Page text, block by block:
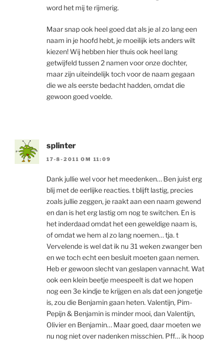
word het mij te rijmerig.
Maar snap ook heel goed dat als je al zo lang een
naam in je hoofd hebt, je moeilijk iets anders wilt
kiezen! Wij hebben hier thuis ook heel lang
getwijfeld tussen 2 namen voor onze dochter,
maar zijn uiteindelijk toch voor de naam gegaan
die we als eerste bedacht hadden, omdat die
gewoon goed voelde.
splinter
17-8-2011 OM 11:09
Dank jullie wel voor het meedenken… Ben juist erg
blij met de eerlijke reacties. t blijft lastig, precies
zoals jullie zeggen, je raakt aan een naam gewend
en dan is het erg lastig om nog te switchen. En is
het inderdaad omdat het een geweldige naam is,
of omdat we hem al zo lang noemen… tja. t
Vervelende is wel dat ik nu 31 weken zwanger ben
en we toch echt een besluit moeten gaan nemen.
Heb er gewoon slecht van geslapen vannacht. Wat
ook een klein beetje meespeelt is dat we hopen
nog een 3e kindje te krijgen en als dat een jongetje
is, zou die Benjamin gaan heten. Valentijn, Pim-
Pepijn & Benjamin is minder mooi, dan Valentijn,
Olivier en Benjamin… Maar goed, daar moeten we
nu nog niet over nadenken misschien. Pff… ik hoop